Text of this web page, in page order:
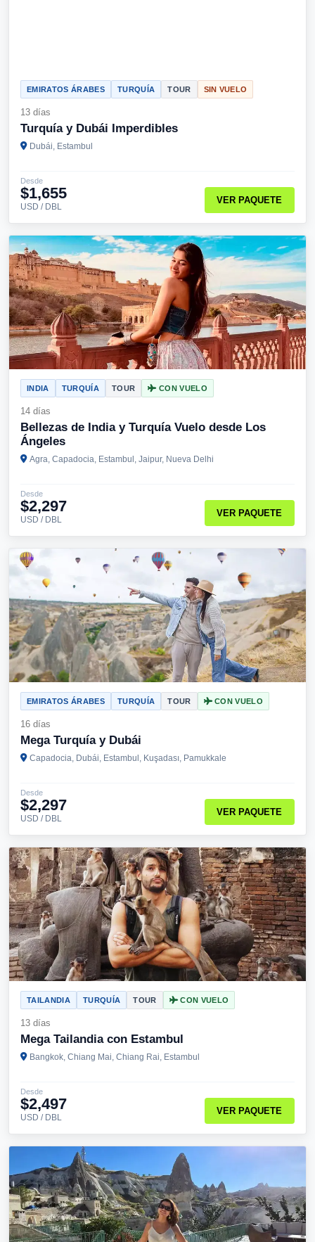
EMIRATOS ÁRABES TURQUÍA TOUR SIN VUELO
13 días
Turquía y Dubái Imperdibles
Dubái, Estambul
Desde
$1,655
USD / DBL
VER PAQUETE
INDIA TURQUÍA TOUR CON VUELO
14 días
Bellezas de India y Turquía Vuelo desde Los
Ángeles
Agra, Capadocia, Estambul, Jaipur, Nueva Delhi
Desde
$2,297
USD / DBL
VER PAQUETE
EMIRATOS ÁRABES TURQUÍA TOUR CON VUELO
16 días
Mega Turquía y Dubái
Capadocia, Dubái, Estambul, Kuşadası, Pamukkale
Desde
$2,297
USD / DBL
VER PAQUETE
TAILANDIA TURQUÍA TOUR CON VUELO
13 días
Mega Tailandia con Estambul
Bangkok, Chiang Mai, Chiang Rai, Estambul
Desde
$2,497
USD / DBL
VER PAQUETE